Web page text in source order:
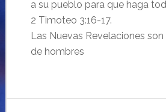
a su pueblo para que haga
2 Timoteo 3:16-17.
Las Nuevas Revelaciones
de hombres